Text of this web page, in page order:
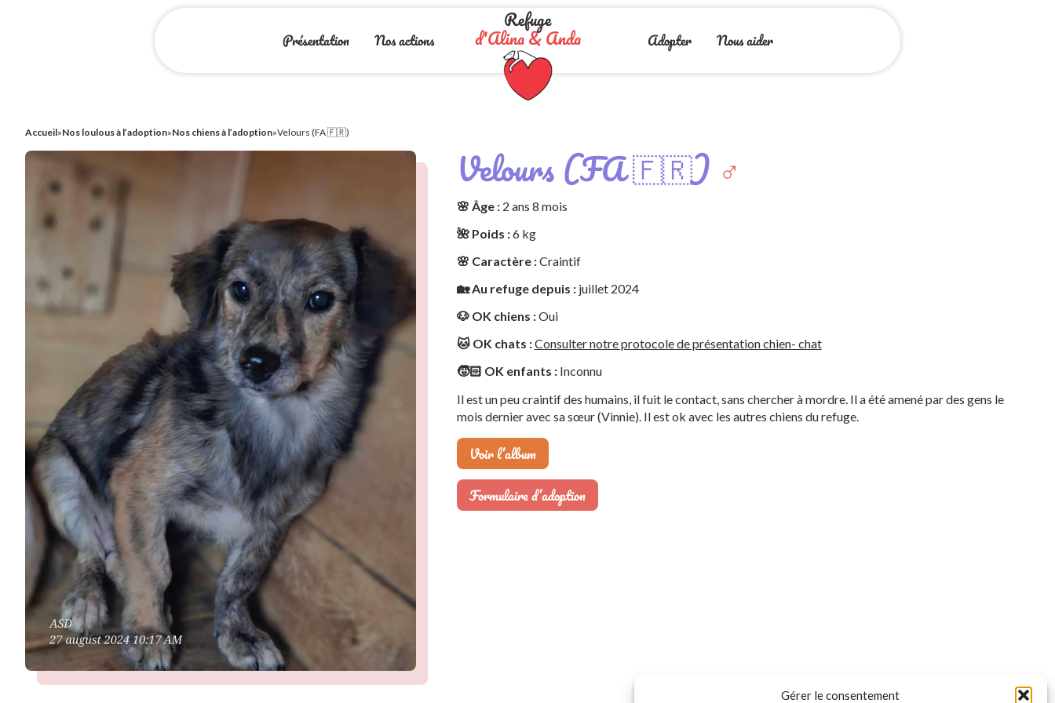
Gérer le consentement
Refuge
d'Alina & Anda
Présentation Nos actions Adopter Nous aider
Accueil»Nos loulous à l’adoption»Nos chiens à l’adoption»Velours (FA 🇫🇷)
Velours (FA 🇫🇷) ♂️
🌸 Âge :2 ans 8 mois
🌺 Poids :6 kg
🌸 Caractère :Craintif
🏡 Au refuge depuis :juillet 2024
🐶 OK chiens :Oui
🐱 OK chats :Consulter notre protocole de présentation chien- chat
🧒🏻 OK enfants :Inconnu
Il est un peu craintif des humains, il fuit le contact, sans chercher à mordre. Il a été amené par des gens le
mois dernier avec sa sœur (Vinnie). Il est ok avec les autres chiens du refuge.
Voir l’album
Formulaire d’adoption